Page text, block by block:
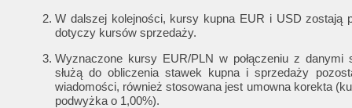
W dalszej kolejności, kursy kupna EUR i USD zostają
dotyczy kursów sprzedaży.
Wyznaczone kursy EUR/PLN w połączeniu z danymi
służą do obliczenia stawek kupna i sprzedaży
wiadomości, również stosowana jest umowna korekta
podwyżka o 1,00%).